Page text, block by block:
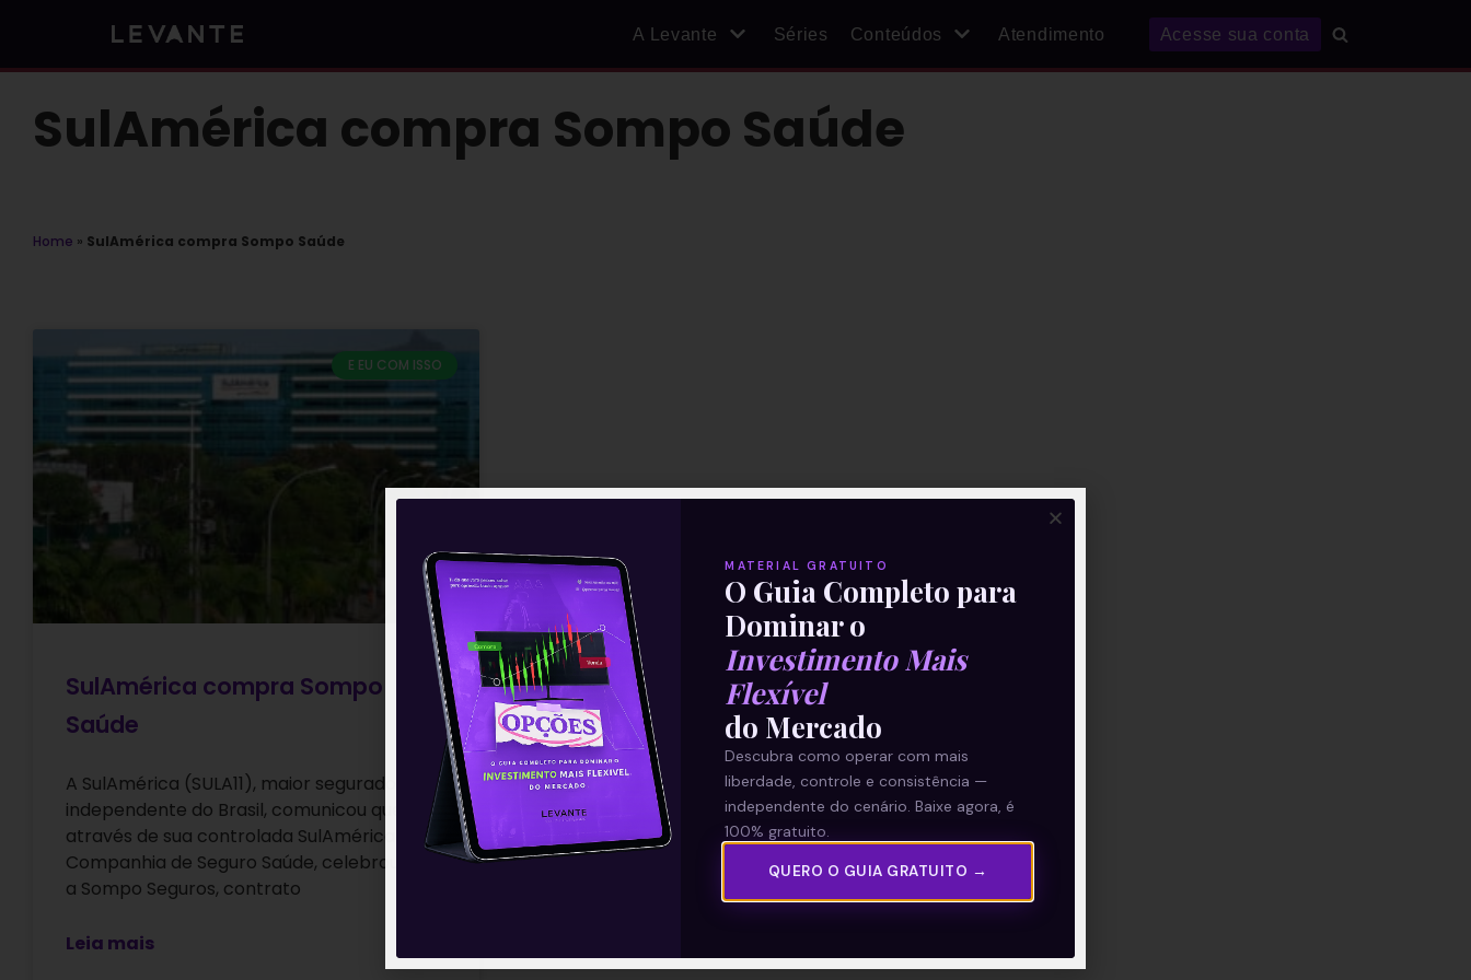
A Levante Séries Conteúdos Atendimento Acesse sua conta
SulAmérica compra Sompo Saúde
Home » SulAmérica compra Sompo Saúde
E EU COM ISSO
SulAmérica compra Sompo
Saúde
A SulAmérica (SULA11), maior seguradora
independente do Brasil, comunicou que
através de sua controlada SulAmérica
Companhia de Seguro Saúde, celebrou com
a Sompo Seguros, contrato
Leia mais
MATERIAL GRATUITO
O Guia Completo para
Dominar o
Investimento Mais
Flexível
do Mercado
Descubra como operar com mais
liberdade, controle e consistência —
independente do cenário. Baixe agora, é
100% gratuito.
QUERO O GUIA GRATUITO →